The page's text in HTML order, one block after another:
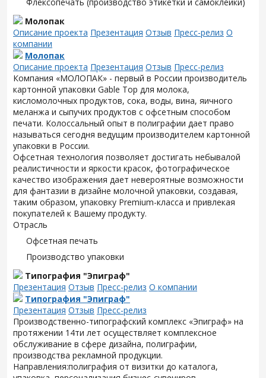
Молопак
Описание проекта Презентация Отзыв Пресс-релиз О
компании
Молопак
Описание проекта Презентация Отзыв Пресс-релиз
Компания «МОЛОПАК» - первый в России производитель
картонной упаковки Gable Top для молока,
кисломолочных продуктов, сока, воды, вина, яичного
меланжа и сыпучих продуктов с офсетным способом
печати. Колоссальный опыт в полиграфии дает право
называться сегодня ведущим производителем картонной
упаковки в России.
Офсетная технология позволяет достигать небывалой
реалистичности и яркости красок, фотографическое
качество изображения дает невероятные возможности
для фантазии в дизайне молочной упаковки, создавая,
таким образом, упаковку Premium-класса и привлекая
покупателей к Вашему продукту.
Отрасль
Офсетная печать
Производство упаковки
Типография "Эпиграф"
Презентация Отзыв Пресс-релиз О компании
Типография "Эпиграф"
Презентация Отзыв Пресс-релиз
Производственно-типографский комплекс «Эпиграф» на
протяжении 14ти лет осуществляет комплексное
обслуживание в сфере дизайна, полиграфии,
производства рекламной продукции.
Направления:полиграфия от визитки до каталога,